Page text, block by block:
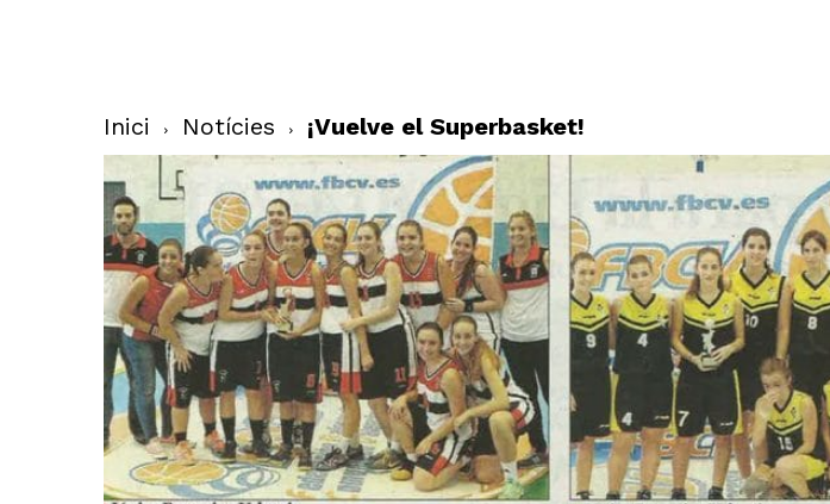
Inici Notícies ¡Vuelve el Superbasket!